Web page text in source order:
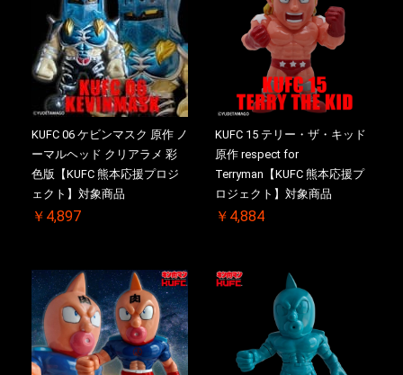
KUFC 06 ケビンマスク 原作 ノ
ーマルヘッド クリアラメ 彩
色版【KUFC 熊本応援プロジ
ェクト】対象商品
￥4,897
KUFC 15 テリー・ザ・キッド
原作 respect for
Terryman【KUFC 熊本応援プ
ロジェクト】対象商品
￥4,884